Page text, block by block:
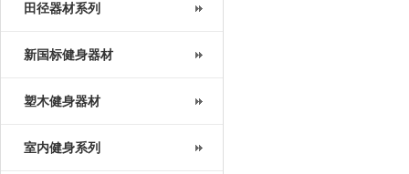
田径器材系列
新国标健身器材
塑木健身器材
室内健身系列